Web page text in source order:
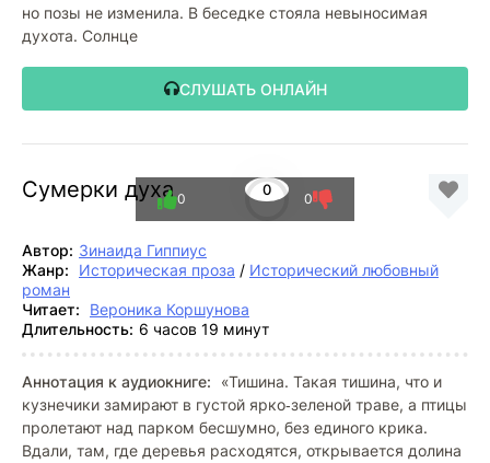
но позы не изменила. В беседке стояла невыносимая
духота. Солнце
СЛУШАТЬ ОНЛАЙН
Сумерки духа 0
0 0
Автор: Зинаида Гиппиус
Жанр:
Историческая проза / Исторический любовный
роман
Читает:
Вероника Коршунова
Длительность: 6 часов 19 минут
Аннотация к аудиокниге:
«Тишина. Такая тишина, что и
кузнечики замирают в густой ярко‑зеленой траве, а птицы
пролетают над парком бесшумно, без единого крика.
Вдали, там, где деревья расходятся, открывается долина